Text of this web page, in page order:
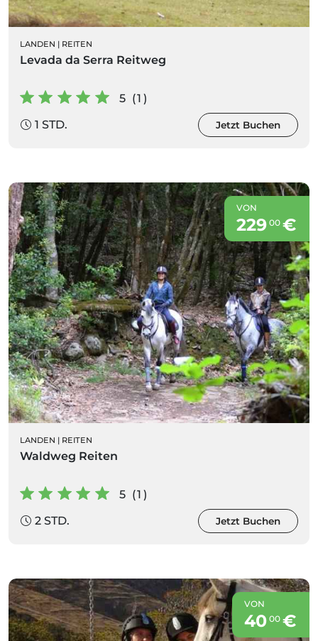
LANDEN | REITEN
Levada da Serra Reitweg
5 (1)
1 STD.
Jetzt Buchen
VON
229 00€
LANDEN | REITEN
Waldweg Reiten
5 (1)
2 STD.
Jetzt Buchen
VON
40 00€